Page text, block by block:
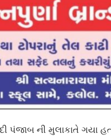
પંજાબ ની મુલાકાતે